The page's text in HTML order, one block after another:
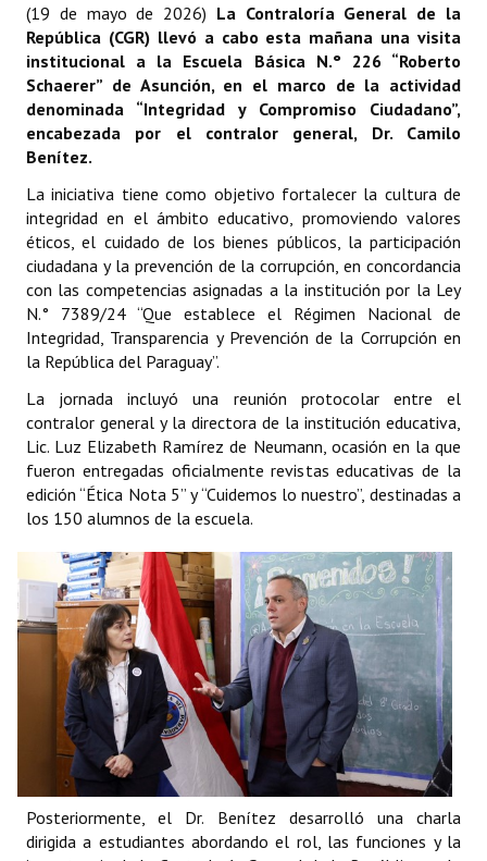
ACTIVIDADES DE CONTROL
Informe y Dictamen sobre el Informe Financiero del Ministerio de
Informes de Auditoría
Rendición de Cuentas de Viáticos
Reporte de Hechos Punibles
Rendición de Cuentas ONG´s
Control de Vehículos del Estado
Licitaciones
Informes NRM-mecip2015
Declaración Jurada de Bienes Publicadas
Informes de Evaluación del Plan de Mejoramiento
ODS
Riesgo Tecnológico
Hambre Cero
CENTRO DE ATENCIÓN AL CIUDADANO
Centro de Atención al Ciudadano
Contactenos
(19 de mayo de 2026) La Contraloría General de la
República (CGR) llevó a cabo esta mañana una visita
institucional a la Escuela Básica N.° 226 “Roberto
Schaerer” de Asunción, en el marco de la actividad
denominada “Integridad y Compromiso Ciudadano”,
encabezada por el contralor general, Dr. Camilo
Benítez.
La iniciativa tiene como objetivo fortalecer la cultura de
integridad en el ámbito educativo, promoviendo valores
éticos, el cuidado de los bienes públicos, la participación
ciudadana y la prevención de la corrupción, en concordancia
con las competencias asignadas a la institución por la Ley
N.° 7389/24 “Que establece el Régimen Nacional de
Integridad, Transparencia y Prevención de la Corrupción en
la República del Paraguay”.
La jornada incluyó una reunión protocolar entre el
contralor general y la directora de la institución educativa,
Lic. Luz Elizabeth Ramírez de Neumann, ocasión en la que
fueron entregadas oficialmente revistas educativas de la
edición “Ética Nota 5” y “Cuidemos lo nuestro”, destinadas a
los 150 alumnos de la escuela.
Posteriormente, el Dr. Benítez desarrolló una charla
dirigida a estudiantes abordando el rol, las funciones y la